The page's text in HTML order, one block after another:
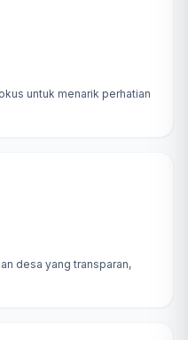
untuk menarik perhatian
desa yang transparan,